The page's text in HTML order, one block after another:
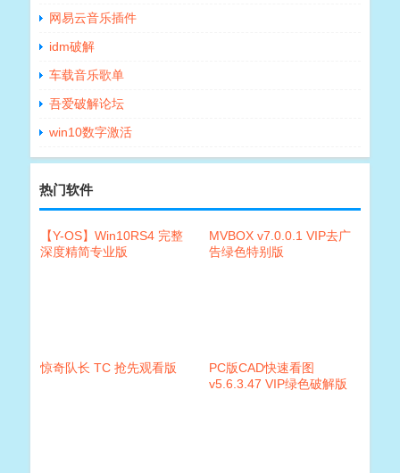
网易云音乐插件
idm破解
车载音乐歌单
吾爱破解论坛
win10数字激活
热门软件
【Y-OS】Win10RS4 完整
深度精简专业版
MVBOX v7.0.0.1 VIP去广
告绿色特别版
惊奇队长 TC 抢先观看版
PC版CAD快速看图
v5.6.3.47 VIP绿色破解版